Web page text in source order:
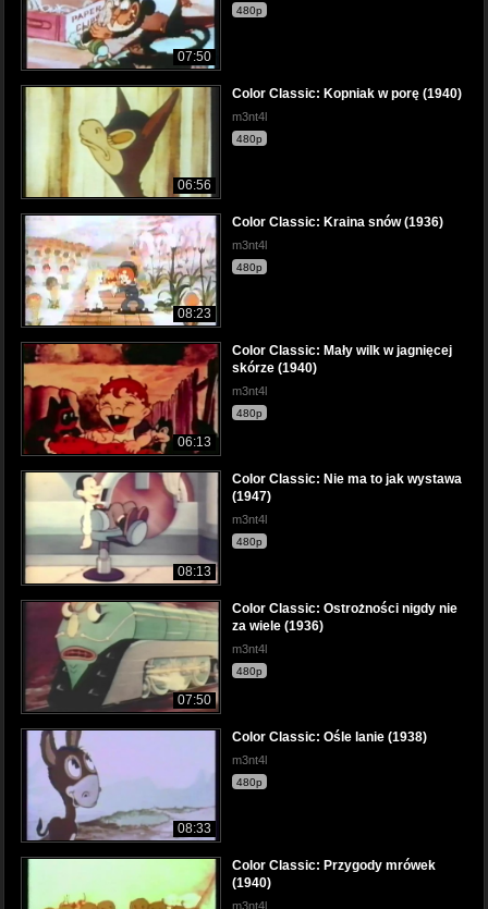
07:50
480p
06:56
Color Classic: Kopniak w porę (1940)
m3nt4l
480p
08:23
Color Classic: Kraina snów (1936)
m3nt4l
480p
06:13
Color Classic: Mały wilk w jagnięcej
skórze (1940)
m3nt4l
480p
08:13
Color Classic: Nie ma to jak wystawa
(1947)
m3nt4l
480p
07:50
Color Classic: Ostrożności nigdy nie
za wiele (1936)
m3nt4l
480p
08:33
Color Classic: Ośle lanie (1938)
m3nt4l
480p
Color Classic: Przygody mrówek
(1940)
m3nt4l